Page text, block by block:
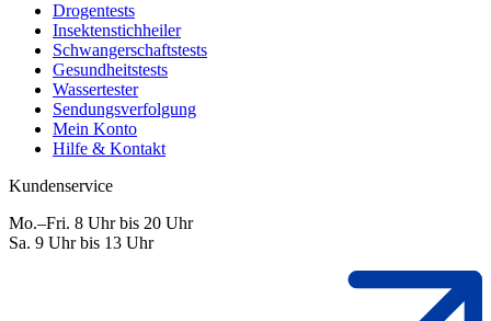
Drogentests
Insektenstichheiler
Schwangerschaftstests
Gesundheitstests
Wassertester
Sendungsverfolgung
Mein Konto
Hilfe & Kontakt
Kundenservice
Mo.–Fri. 8 Uhr bis 20 Uhr
Sa. 9 Uhr bis 13 Uhr